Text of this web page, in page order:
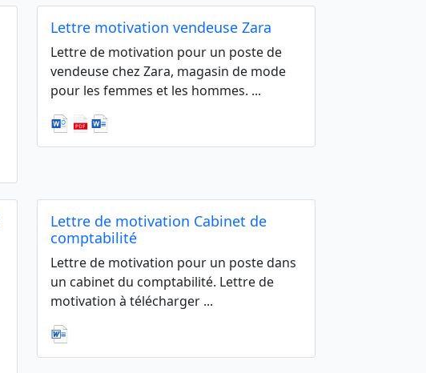
Lettre motivation vendeuse Zara
Lettre de motivation pour un poste de
vendeuse chez Zara, magasin de mode
pour les femmes et les hommes. ...
Lettre de motivation Cabinet de
comptabilité
Lettre de motivation pour un poste dans
un cabinet du comptabilité. Lettre de
motivation à télécharger ...